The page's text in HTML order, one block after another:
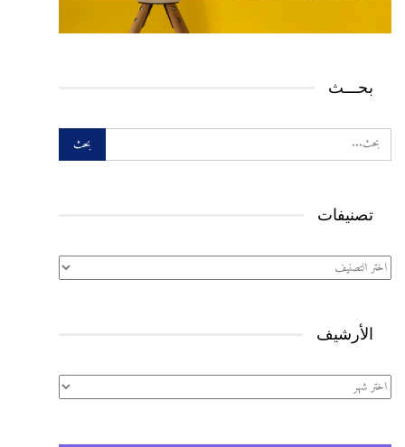
بحـــث
تصنيفات
تصنيفات
الأرشيف
الأرشيف